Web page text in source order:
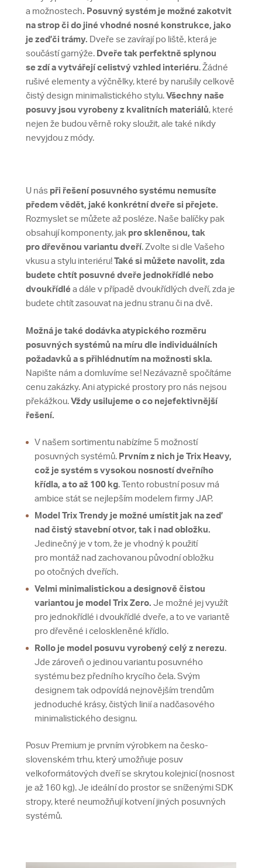
a možnostech. Posuvný systém je možné zakotvit
na strop či do jiné vhodné nosné konstrukce, jako
je zeď či trámy. Dveře se zavírají po liště, která je
součástí garnýže. Dveře tak perfektně splynou
se zdí a vytvářejí celistvý vzhled interiéru. Žádné
rušivé elementy a výčnělky, které by narušily celkově
čistý design minimalistického stylu. Všechny naše
posuvy jsou vyrobeny z kvalitních materiálů, které
nejen že budou věrně roky sloužit, ale také nikdy
nevyjdou z módy.
U nás při řešení posuvného systému nemusíte
předem vědět, jaké konkrétní dveře si přejete.
Rozmyslet se můžete až posléze. Naše balíčky pak
obsahují komponenty, jak pro skleněnou, tak
pro dřevěnou variantu dveří. Zvolte si dle Vašeho
vkusu a stylu interiéru! Také si můžete navolit, zda
budete chtít posuvné dveře jednokřídlé nebo
dvoukřídlé a dále v případě dvoukřídlých dveří, zda je
budete chtít zasouvat na jednu stranu či na dvě.
Možná je také dodávka atypického rozměru
posuvných systémů na míru dle individuálních
požadavků a s přihlédnutím na možnosti skla.
Napište nám a domluvíme se! Nezávazně spočítáme
cenu zakázky. Ani atypické prostory pro nás nejsou
překážkou. Vždy usilujeme o co nejefektivnější
řešení.
V našem sortimentu nabízíme 5 možností
posuvných systémů. Prvním z nich je Trix Heavy,
což je systém s vysokou nosností dveřního
křídla, a to až 100 kg. Tento robustní posuv má
ambice stát se nejlepším modelem firmy JAP.
Model Trix Trendy je možné umístit jak na zeď
nad čistý stavební otvor, tak i nad obložku.
Jedinečný je v tom, že je vhodný k použití
pro montáž nad zachovanou původní obložku
po otočných dveřích.
Velmi minimalistickou a designově čistou
variantou je model Trix Zero. Je možné jej využít
pro jednokřídlé i dvoukřídlé dveře, a to ve variantě
pro dřevěné i celoskleněné křídlo.
Rollo je model posuvu vyrobený celý z nerezu.
Jde zároveň o jedinou variantu posuvného
systému bez předního krycího čela. Svým
designem tak odpovídá nejnovějším trendům
jednoduché krásy, čistých linií a nadčasového
minimalistického designu.
Posuv Premium je prvním výrobkem na česko-
slovenském trhu, který umožňuje posuv
velkoformátových dveří se skrytou kolejnicí (nosnost
je až 160 kg). Je ideální do prostor se sníženými SDK
stropy, které neumožňují kotvení jiných posuvných
systémů.